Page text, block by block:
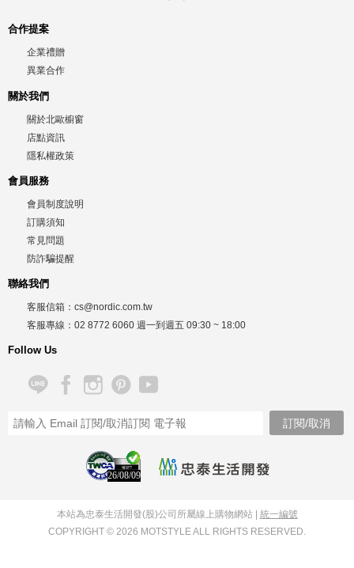
合作提案
企業禮贈
異業合作
關於我們
關於北歐櫥窗
店點資訊
隱私權政策
會員服務
會員制度說明
訂購須知
常見問題
防詐騙提醒
聯絡我們
客服信箱： cs@nordic.com.tw
客服專線： 02 8772 6060 週一到週五 09:30 ~ 18:00
Follow Us
26/08/09
本站為忠泰生活開發(股)公司所屬線上購物網站 | 統一編號
COPYRIGHT © 2026 MOTSTYLE ALL RIGHTS RESERVED.